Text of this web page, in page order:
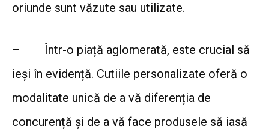
oriunde sunt văzute sau utilizate.
–
Într-o piață aglomerată, este crucial să
ieși în evidență. Cutiile personalizate oferă o
modalitate unică de a vă diferenția de
concurență și de a vă face produsele să iasă